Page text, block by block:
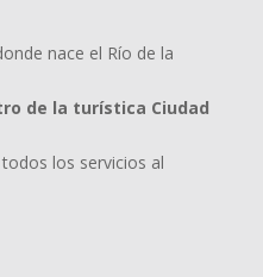
nace el Río de la
de la turística Ciudad
los servicios al